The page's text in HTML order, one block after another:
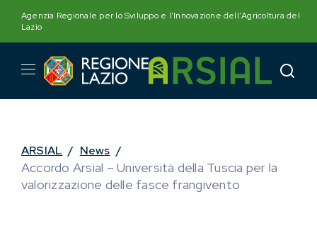
content
Agenzia Regionale per lo Sviluppo e l'Innovazione dell'Agricoltura del
Lazio
ARSIAL / News /
Accordo Arsial – Università della Tuscia per la
valorizzazione delle fasce frangivento